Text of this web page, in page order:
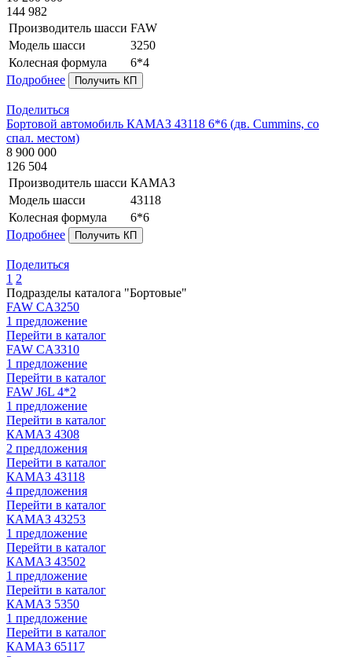
144 982
Производитель шасси FAW
Модель шасси
3250
Колесная формула
6*4
Подробнее
Получить КП
Поделиться
Бортовой автомобиль КАМАЗ 43118 6*6 (дв. Cummins, со
спал. местом)
8 900 000
126 504
Производитель шасси КАМАЗ
Модель шасси
43118
Колесная формула
6*6
Подробнее
Получить КП
Поделиться
1 2
Подразделы каталога "Бортовые"
FAW CA3250
1 предложение
Перейти в каталог
FAW CA3310
1 предложение
Перейти в каталог
FAW J6L 4*2
1 предложение
Перейти в каталог
КАМАЗ 4308
2 предложения
Перейти в каталог
КАМАЗ 43118
4 предложения
Перейти в каталог
КАМАЗ 43253
1 предложение
Перейти в каталог
КАМАЗ 43502
1 предложение
Перейти в каталог
КАМАЗ 5350
1 предложение
Перейти в каталог
КАМАЗ 65117